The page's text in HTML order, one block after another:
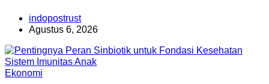
indopostrust
Agustus 6, 2026
Ekonomi